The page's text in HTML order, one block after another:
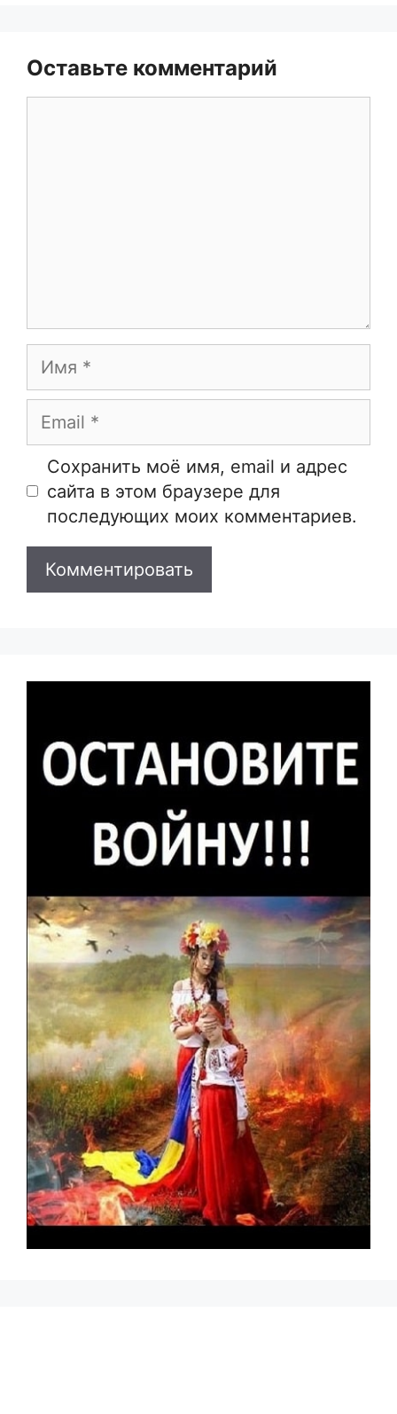
Оставьте комментарий
Имя
Email
Сайт
Сохранить моё имя, email и адрес
сайта в этом браузере для
последующих моих комментариев.